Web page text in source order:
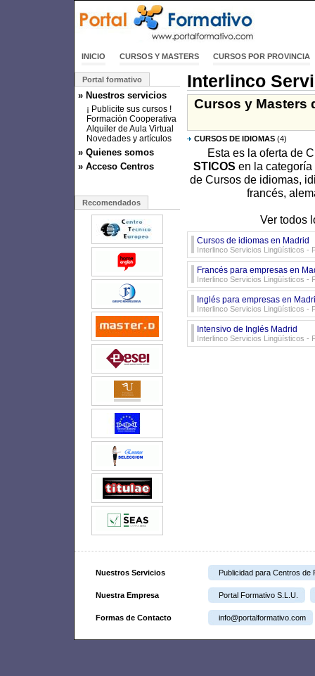
INICIO CURSOS Y MASTERS CURSOS POR PROVINCIA
Portal formativo
» Nuestros servicios
¡ Publicite sus cursos !
Formación Cooperativa
Alquiler de Aula Virtual
Novedades y artículos
» Quienes somos
» Acceso Centros
Recomendados
Interlinco
Cursos y Masters
CURSOS DE IDIOMAS (4)
Esta es la oferta de
STICOS en la categoría
de Cursos de idiomas,
francés,
Ver todos
Cursos de idiomas en Madrid
Interlinco Servicios Lingüísticos -
Francés para empresas en
Interlinco Servicios Lingüísticos -
Inglés para empresas en
Interlinco Servicios Lingüísticos -
Intensivo de Inglés Madrid
Interlinco Servicios Lingüísticos -
Nuestros Servicios Publicidad para Centros de
Nuestra Empresa Portal Formativo S.L.U.
Formas de Contacto info@portalformativo.com